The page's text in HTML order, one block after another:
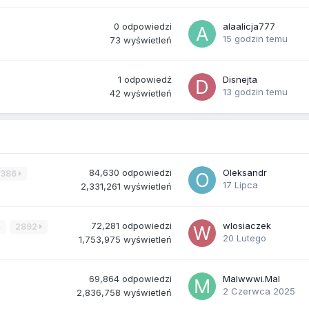
0 odpowiedzi
73 wyświetleń
alaalicja777
15 godzin temu
1 odpowiedź
42 wyświetleń
Disnejta
13 godzin temu
84,630 odpowiedzi
2,331,261 wyświetleń
Oleksandr
17 Lipca
2892 72,281 odpowiedzi
1,753,975 wyświetleń
wlosiaczek
20 Lutego
69,864 odpowiedzi
2,836,758 wyświetleń
Malwwwi.Mal
2 Czerwca 2025